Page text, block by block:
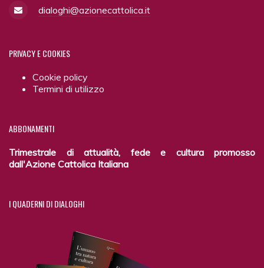
dialoghi@azionecattolica.it
PRIVACYE COOKIES
Cookie policy
Termini di utilizzo
ABBONAMENTI
Trimestrale di attualità, fede e cultura promosso
dall'Azione Cattolica Italiana
IQUADERNI DI DIALOGHI